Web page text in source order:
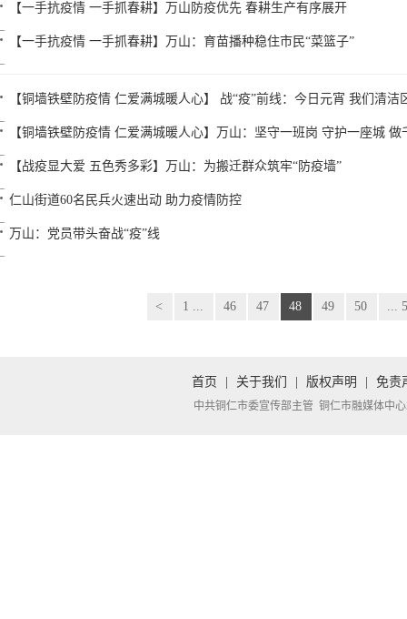
【一手抗疫情 一手抓春耕】万山防疫优先 春耕生产有序展开
【一手抗疫情 一手抓春耕】万山：育苗播种稳住市民“菜篮子”
【铜墙铁壁防疫情 仁爱满城暖人心】 战“疫”前线：今日元宵 我们清洁
【铜墙铁壁防疫情 仁爱满城暖人心】万山：坚守一班岗 守护一座城 做
【战疫显大爱 五色秀多彩】万山：为搬迁群众筑牢“防疫墙”
仁山街道60名民兵火速出动 助力疫情防控
万山：党员带头奋战“疫”线
< 1 ... 46 47 48 49 50 ...
首页 关于我们 版权声明 免责
中共铜仁市委宣传部主管 铜仁市融媒体中心